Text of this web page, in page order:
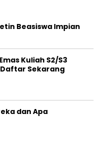
Beasiswa Impian
Kuliah S2/S3
Sekarang
dan Apa